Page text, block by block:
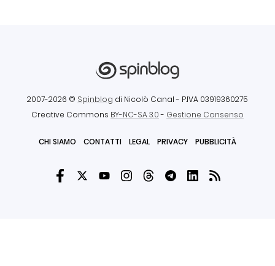
2007-2026 © Spinblog di Nicolò Canal - P.IVA 03919360275
Creative Commons BY-NC-SA 3.0- Gestione Consenso
CHI SIAMO CONTATTI LEGAL PRIVACY PUBBLICITÀ